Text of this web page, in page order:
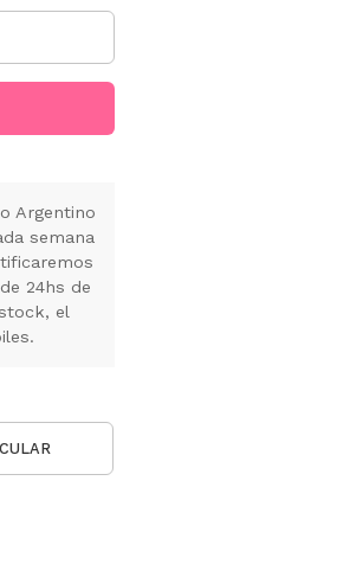
Argentino
semana
24hs de
el